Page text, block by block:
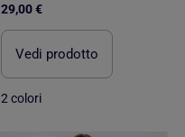
29,00 €
Vedi prodotto
2 colori